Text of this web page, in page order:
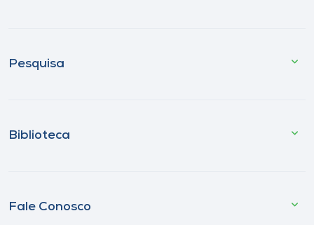
Pesquisa
Biblioteca
Fale Conosco